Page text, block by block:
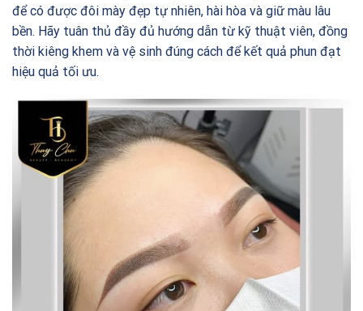
để có được đôi mày đẹp tự nhiên, hài hòa và giữ màu lâu
bền. Hãy tuân thủ đầy đủ hướng dẫn từ kỹ thuật viên, đồng
thời kiêng khem và vệ sinh đúng cách để kết quả phun đạt
hiệu quả tối ưu.